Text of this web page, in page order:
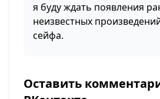
я буду ждать появления
неизвестных
сейфа.
Оставить